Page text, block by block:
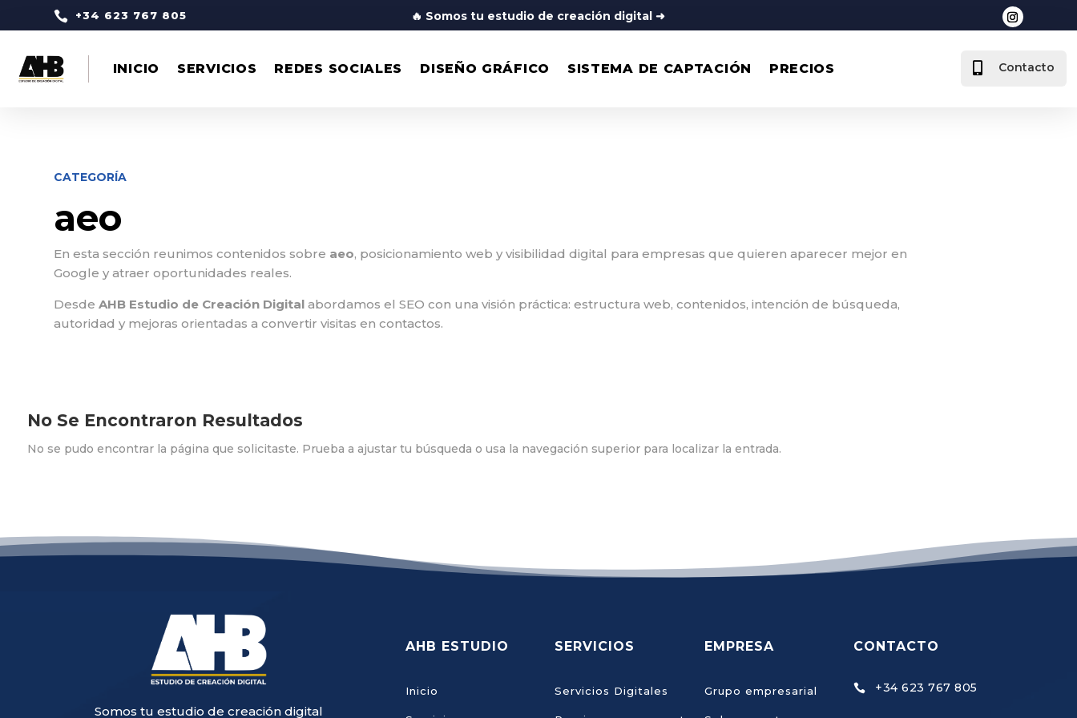
 +34 623 767 805 🔥 Somos tu estudio de creación digital ➜
INICIO SERVICIOS REDES SOCIALES DISEÑO GRÁFICO SISTEMA DE CAPTACIÓN PRECIOS  Contacto
CATEGORÍA
aeo
En esta sección reunimos contenidos sobre aeo, posicionamiento web y visibilidad digital para empresas que quieren aparecer mejor en
Google y atraer oportunidades reales.
DesdeAHB Estudio de Creación Digital abordamos el SEO con una visión práctica: estructura web, contenidos, intención de búsqueda,
autoridad y mejoras orientadas a convertir visitas en contactos.
No Se Encontraron Resultados
No se pudo encontrar la página que solicitaste. Prueba a ajustar tu búsqueda o usa la navegación superior para localizar la entrada.
Somos tu estudio de creación digital
AHB ESTUDIO
Inicio
SERVICIOS
Servicios Digitales
EMPRESA
Grupo empresarial
CONTACTO
 +34 623 767 805